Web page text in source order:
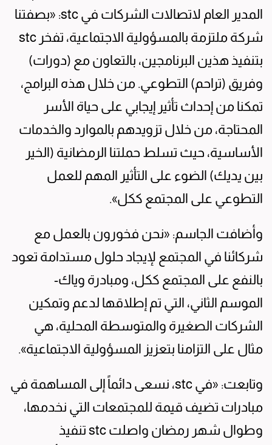
المدير العام لاتصالات الشركات في stc: «بصفتنا
شركة ملتزمة بالمسؤولية الاجتماعية، تفخر stc
بتنفيذ هذين البرنامجين، بالتعاون مع (دورات)
وفريق (تراحم) التطوعي. من خلال هذه البرامج،
تمكنا من إحداث تأثير إيجابي على حياة الأسر
المحتاجة، من خلال تزويدهم بالموارد والخدمات
الأساسية، حيث تسلط حملتنا الرمضانية (الخير
بين يديك) الضوء على التأثير المهم للعمل
التطوعي على المجتمع ككل».
وأضافت الجاسم: «نحن فخورون بالعمل مع
شركائنا في المجتمع لإيجاد حلول مستدامة تعود
بالنفع على المجتمع ككل، ومبادرة وياك-
الموسم الثاني، التي تم إطلاقها لدعم وتمكين
الشركات الصغيرة والمتوسطة المحلية، هي
مثال على التزامنا بتعزيز المسؤولية الاجتماعية».
وتابعت: «في stc، نسعى دائماً إلى المساهمة في
مبادرات تضيف قيمة للمجتمعات التي نخدمها،
وطوال شهر رمضان واصلت stc تنفيذ